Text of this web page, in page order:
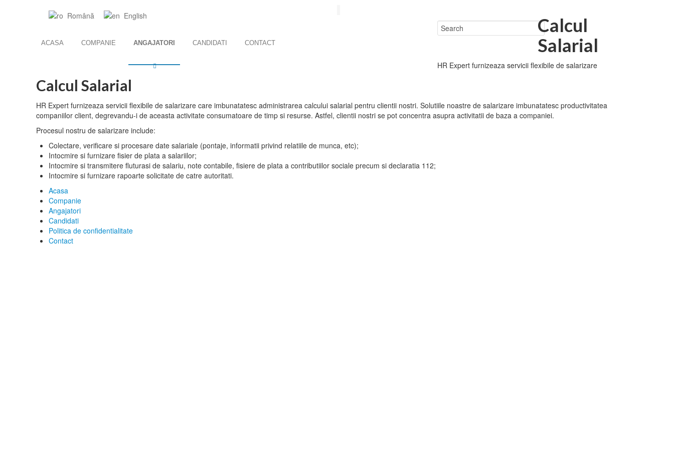
Română English
ACASA COMPANIE ANGAJATORI CANDIDATI CONTACT
Calcul
Salarial
HR Expert furnizeaza servicii flexibile de salarizare
Calcul Salarial
HR Expert furnizeaza servicii flexibile de salarizare care imbunatatesc administrarea calcului salarial pentru clientii nostri. Solutiile noastre de salarizare imbunatatesc productivitatea
companiilor client, degrevandu-i de aceasta activitate consumatoare de timp si resurse. Astfel, clientii nostri se pot concentra asupra activitatii de baza a companiei.
Procesul nostru de salarizare include:
Colectare, verificare si procesare date salariale (pontaje, informatii privind relatiile de munca, etc);
Intocmire si furnizare fisier de plata a salariilor;
Intocmire si transmitere fluturasi de salariu, note contabile, fisiere de plata a contributiilor sociale precum si declaratia 112;
Intocmire si furnizare rapoarte solicitate de catre autoritati.
Acasa
Companie
Angajatori
Candidati
Politica de confidentialitate
Contact